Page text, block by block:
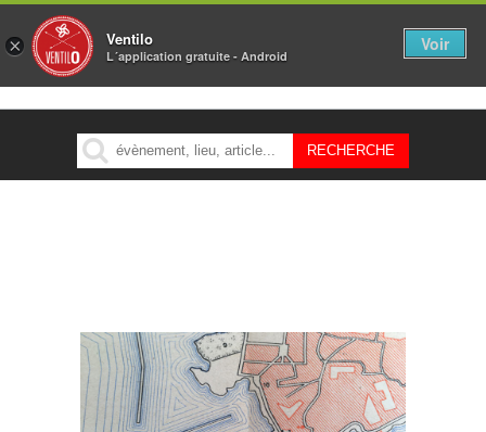
MENU
× Ventilo
L´application gratuite - Android
Voir